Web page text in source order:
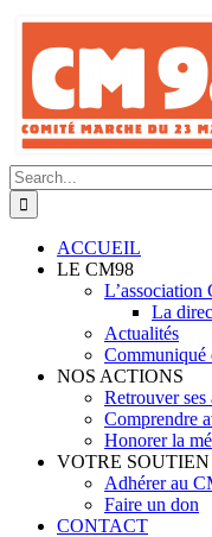
Skip
content
Search
for:
ACCUEIL
LE CM98
L’association
La
Actualités
Communiqué
NOS ACTIONS
Retrouver ses
Comprendre
Honorer la
VOTRE SOUTIEN
Adhérer au
Faire un don
CONTACT